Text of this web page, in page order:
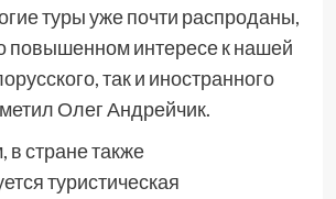
туры уже почти распроданы,
повышенном интересе к нашей
так и иностранного
Олег Андрейчик.
в стране также
туристическая